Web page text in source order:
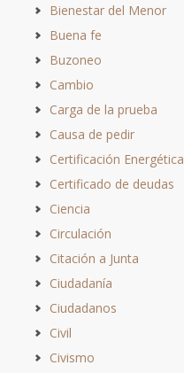
Bienestar del Menor
Buena fe
Buzoneo
Cambio
Carga de la prueba
Causa de pedir
Certificación Energética
Certificado de deudas
Ciencia
Circulación
Citación a Junta
Ciudadanía
Ciudadanos
Civil
Civismo